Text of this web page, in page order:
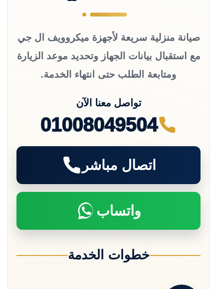
صيانة منزلية سريعة لأجهزة ميكروويف ال جي
مع استقبال بيانات الجهاز وتحديد موعد الزيارة
ومتابعة الطلب حتى انتهاء الخدمة.
تواصل معنا الآن
01008049504
اتصال مباشر
واتساب
خطوات الخدمة